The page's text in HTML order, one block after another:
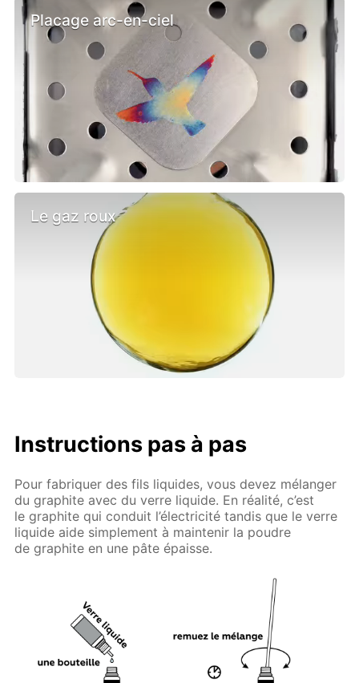
Placage arc-en-ciel
Le gaz roux
Instructions pas à pas
Pour fabriquer des fils liquides, vous devez mélanger
du graphite avec du verre liquide. En réalité, c’est
le graphite qui conduit l’électricité tandis que le verre
liquide aide simplement à maintenir la poudre
de graphite en une pâte épaisse.